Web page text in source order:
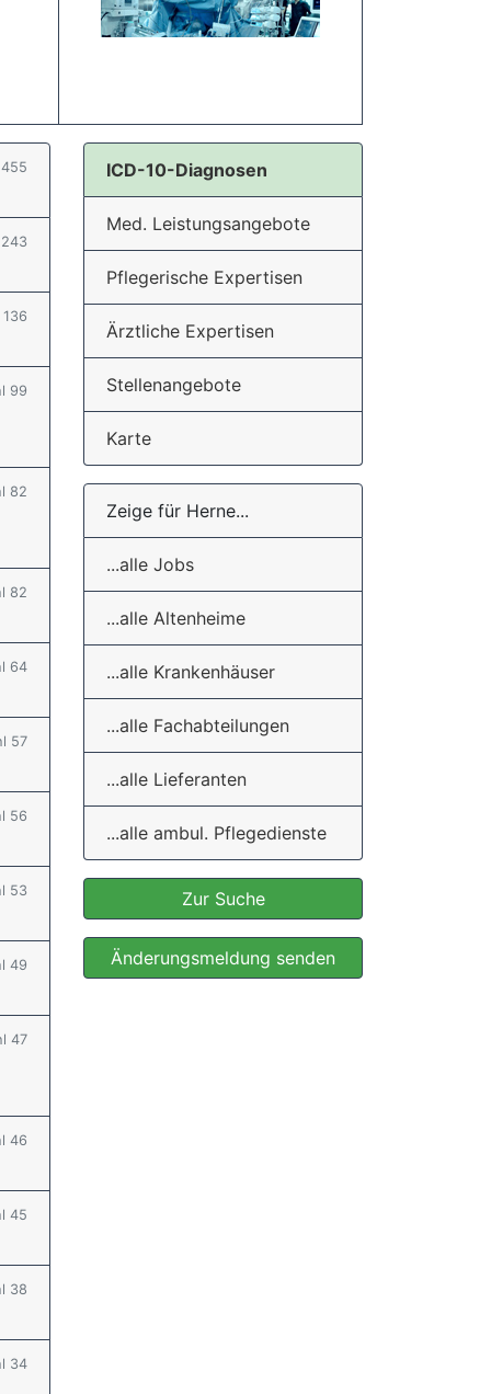
99
82
82
64
57
56
53
49
47
46
45
38
34
ICD-10-Diagnosen
Med. Leistungsangebote
Pflegerische Expertisen
Ärztliche Expertisen
Stellenangebote
Karte
Zeige für Herne...
...alle Jobs
...alle Altenheime
...alle Krankenhäuser
...alle Fachabteilungen
...alle Lieferanten
...alle ambul. Pflegedienste
Zur Suche
Änderungsmeldung senden